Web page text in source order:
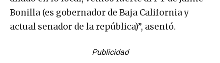
Bonilla (es gobernador de Baja California y
actual senador de la república)”, asentó.
Publicidad